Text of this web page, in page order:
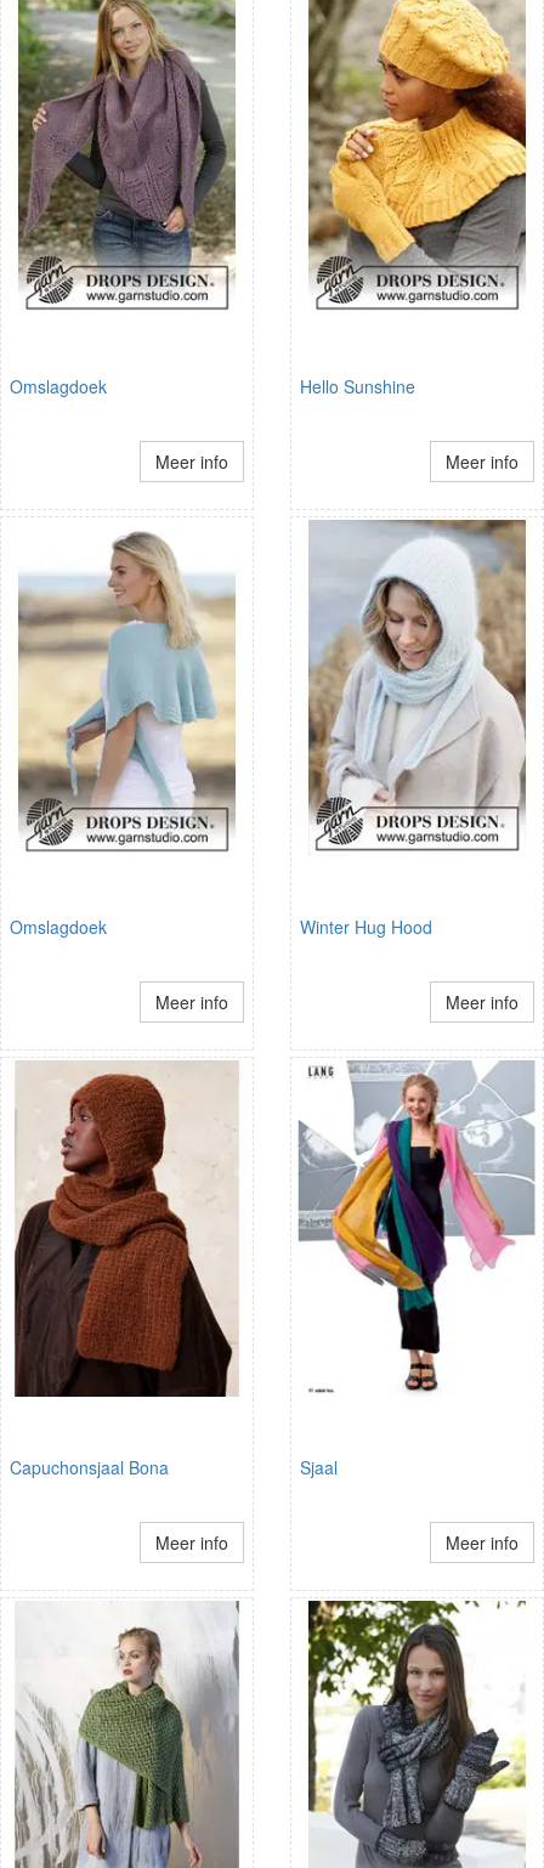
Omslagdoek
Meer info
Hello Sunshine
Meer info
Omslagdoek
Meer info
Winter Hug Hood
Meer info
Capuchonsjaal Bona
Meer info
Sjaal
Meer info